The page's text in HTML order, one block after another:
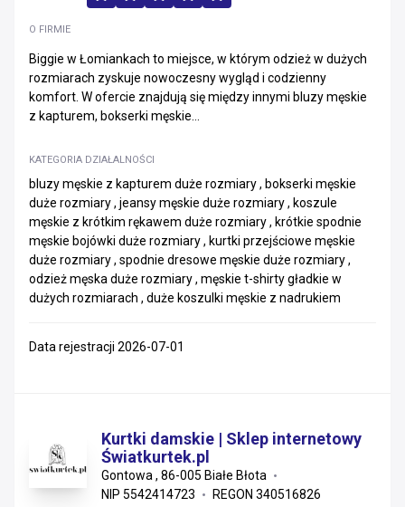
O FIRMIE
Biggie w Łomiankach to miejsce, w którym odzież w dużych
rozmiarach zyskuje nowoczesny wygląd i codzienny
komfort. W ofercie znajdują się między innymi bluzy męskie
z kapturem, bokserki męskie...
KATEGORIA DZIAŁALNOŚCI
bluzy męskie z kapturem duże rozmiary , bokserki męskie
duże rozmiary , jeansy męskie duże rozmiary , koszule
męskie z krótkim rękawem duże rozmiary , krótkie spodnie
męskie bojówki duże rozmiary , kurtki przejściowe męskie
duże rozmiary , spodnie dresowe męskie duże rozmiary ,
odzież męska duże rozmiary , męskie t-shirty gładkie w
dużych rozmiarach , duże koszulki męskie z nadrukiem
Data rejestracji 2026-07-01
Kurtki damskie | Sklep internetowy
Światkurtek.pl
Gontowa , 86-005 Białe Błota
NIP 5542414723
REGON 340516826